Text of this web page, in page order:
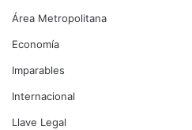
Área Metropolitana
Economía
Imparables
Internacional
Llave Legal